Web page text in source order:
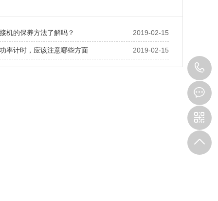
2019-02-15
机的保养方法了解吗？
2019-02-15
率计时，应该注意哪些方面